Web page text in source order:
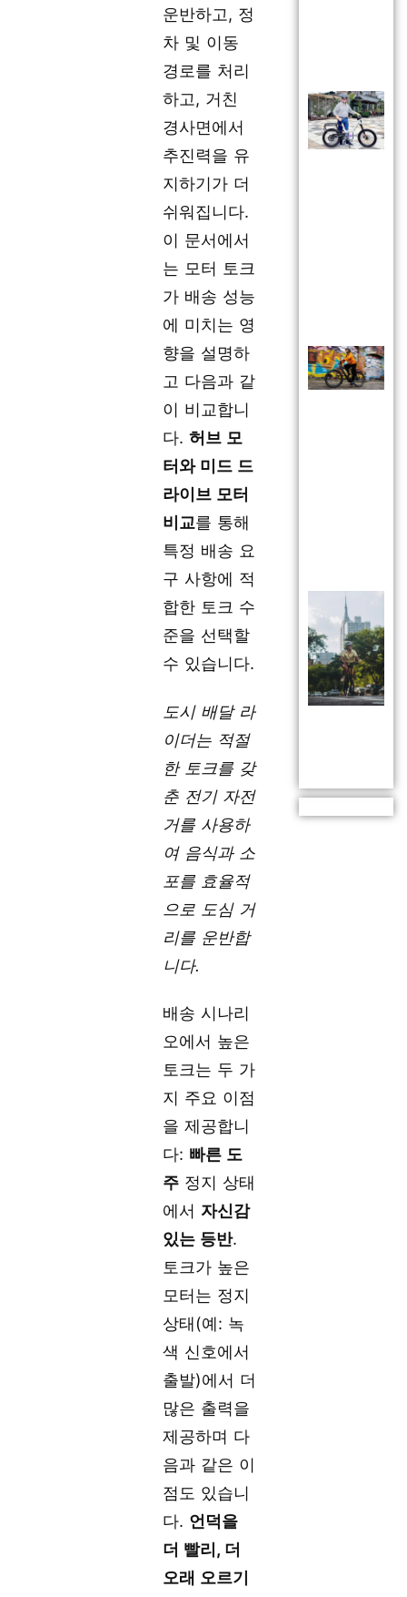
운반하고, 정
차 및 이동
경로를 처리
하고, 거친
경사면에서
추진력을 유
지하기가 더
쉬워집니다.
이 문서에서
는 모터 토크
가 배송 성능
에 미치는 영
향을 설명하
고 다음과 같
이 비교합니
다.허브 모
터와 미드 드
라이브 모터
비교를 통해
특정 배송 요
구 사항에 적
합한 토크 수
준을 선택할
수 있습니다.
도시 배달 라
이더는 적절
한 토크를 갖
춘 전기 자전
거를 사용하
여 음식과 소
포를 효율적
으로 도심 거
리를 운반합
니다.
배송 시나리
오에서 높은
토크는 두 가
지 주요 이점
을 제공합니
다: 빠른 도
주 정지 상태
에서 자신감
있는 등반.
토크가 높은
모터는 정지
상태(예: 녹
색 신호에서
출발)에서 더
많은 출력을
제공하며 다
음과 같은 이
점도 있습니
다. 언덕을
더 빨리, 더
오래 오르기